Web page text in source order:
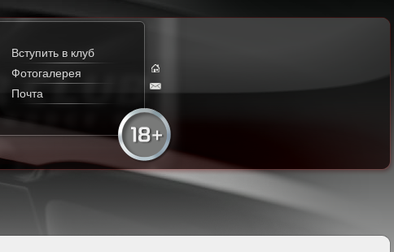
Вступить в клуб
Фотогалерея
Почта